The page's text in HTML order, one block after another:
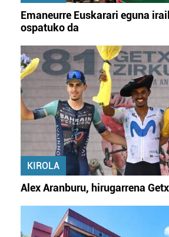
Emaneurre Euskarari eguna
ospatuko da
KIROLA
Alex Aranburu, hirugarrena